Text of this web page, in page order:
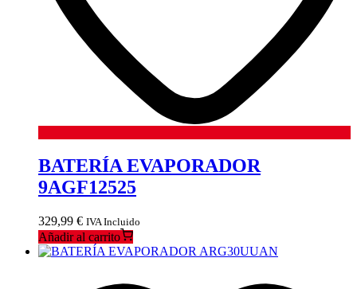
BATERÍA EVAPORADOR
9AGF12525
329,99 € IVA Incluido
Añadir al carrito